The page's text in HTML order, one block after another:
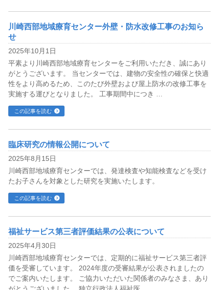
川崎西部地域療育センター外壁・防水改修工事のお知ら
せ
2025年10月1日
平素より川崎西部地域療育センターをご利用いただき、誠にあり
がとうございます。 当センターでは、建物の安全性の確保と快適
性をより高めるため、このたび外壁および屋上防水の改修工事を
実施する運びとなりました。 工事期間中につき …
この記事を読む
臨床研究の情報公開について
2025年8月15日
川崎西部地域療育センターでは、発達検査や知能検査などを受け
たお子さんを対象とした研究を実施いたします。
この記事を読む
福祉サービス第三者評価結果の公表について
2025年4月30日
川崎西部地域療育センターでは、定期的に福祉サービス第三者評
価を受審しています。 2024年度の受審結果が公表されましたの
でご案内いたします。 ご協力いただいた関係者のみなさま、あり
がとうございました。 独立行政法人福祉医 …